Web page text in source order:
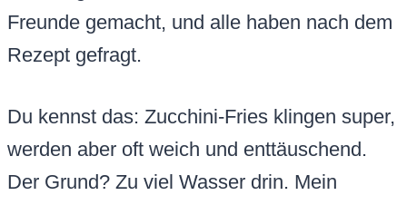
Freunde gemacht, und alle haben nach dem
Rezept gefragt.
Du kennst das: Zucchini-Fries klingen super,
werden aber oft weich und enttäuschend.
Der Grund? Zu viel Wasser drin. Mein